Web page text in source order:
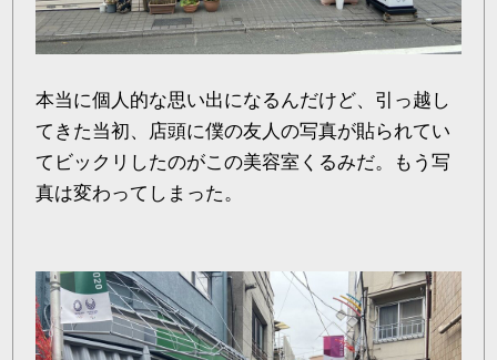
本当に個人的な思い出になるんだけど、引っ越し
てきた当初、店頭に僕の友人の写真が貼られてい
てビックリしたのがこの美容室くるみだ。もう写
真は変わってしまった。